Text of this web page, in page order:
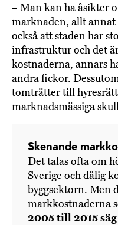
– Man kan ha åsikter
marknaden, allt annat
också att staden har
infrastruktur och det
kostnaderna, annars
andra fickor.
tomträtter till
marknadsmässiga
Skenande
Det talas ofta om
Sverige och dålig
byggsektorn. Men
markkostnaderna
2005 till 2015